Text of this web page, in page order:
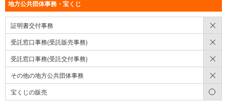
地方公共団体事務・宝くじ
証明書交付事務
受託窓口事務(受託販売事務)
受託窓口事務(受託交付事務)
その他の地方公共団体事務
宝くじの販売